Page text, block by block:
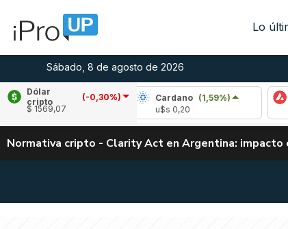
Lo
Sábado, 8 de agosto de 2026
Dólar
cripto
(-0,30%)
$ 1569,07
(1,72%)
Cardano
(1,59%)
Normativa cripto - Clarity Act en Argentina: impacto